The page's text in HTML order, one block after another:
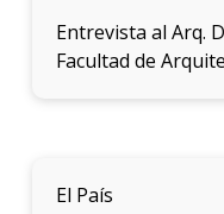
Entrevista al Arq.
Facultad de
El País